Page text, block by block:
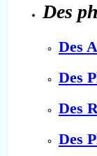
Des
Des
Des
Des
Des